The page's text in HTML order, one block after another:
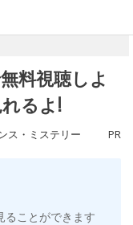
料視聴しよ
るよ!
ス・ミステリー PR
ることができます